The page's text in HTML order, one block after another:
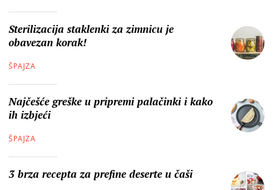
Sterilizacija staklenki za zimnicu je
obavezan korak!
ŠPAJZA
Najčešće greške u pripremi palačinki i kako
ih izbjeći
ŠPAJZA
3 brza recepta za prefine deserte u čaši